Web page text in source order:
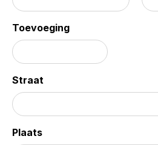
Toevoeging
Straat
Plaats